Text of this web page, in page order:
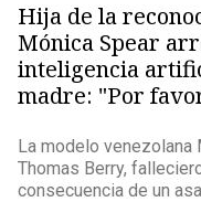
Hija de la
Mónica Spear
inteligencia
madre: "Por
La modelo venezolana
Thomas Berry,
consecuencia de un